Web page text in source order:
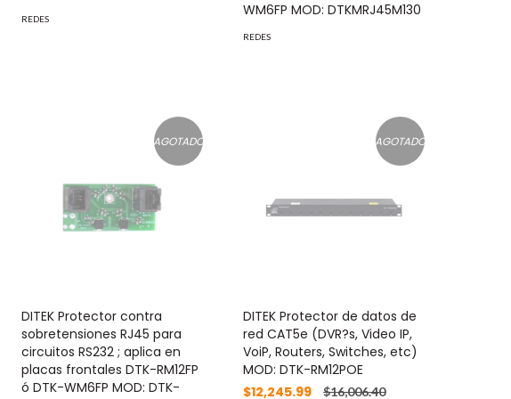
REDES
WM6FP MOD: DTKMRJ45M130
REDES
AGOTADO
DITEK Protector contra
sobretensiones RJ45 para
circuitos RS232 ; aplica en
placas frontales DTK-RM12FP
ó DTK-WM6FP MOD: DTK-
AGOTADO
DITEK Protector de datos de
red CAT5e (DVR?s, Video IP,
VoiP, Routers, Switches, etc)
MOD: DTK-RM12POE
$12,245.99
$16,006.40